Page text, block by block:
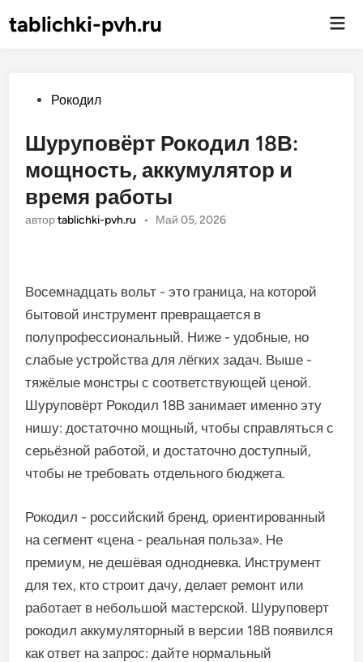
tablichki-pvh.ru
Опубликовано
Рокодил
Шуруповёрт Рокодил 18В:
мощность, аккумулятор и
время работы
авторtablichki-pvh.ru • Май 05, 2026
Восемнадцать вольт - это граница, на которой
бытовой инструмент превращается в
полупрофессиональный. Ниже - удобные, но
слабые устройства для лёгких задач. Выше -
тяжёлые монстры с соответствующей ценой.
Шуруповёрт Рокодил 18В занимает именно эту
нишу: достаточно мощный, чтобы справляться с
серьёзной работой, и достаточно доступный,
чтобы не требовать отдельного бюджета.
Рокодил - российский бренд, ориентированный
на сегмент «цена - реальная польза». Не
премиум, не дешёвая однодневка. Инструмент
для тех, кто строит дачу, делает ремонт или
работает в небольшой мастерской. Шуруповерт
рокодил аккумуляторный в версии 18В появился
как ответ на запрос: дайте нормальный